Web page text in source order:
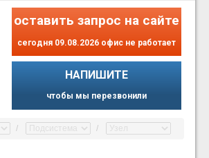
оставить запрос на сайте
сегодня 09.08.2026 офис не работает
НАПИШИТЕ
чтобы мы перезвонили